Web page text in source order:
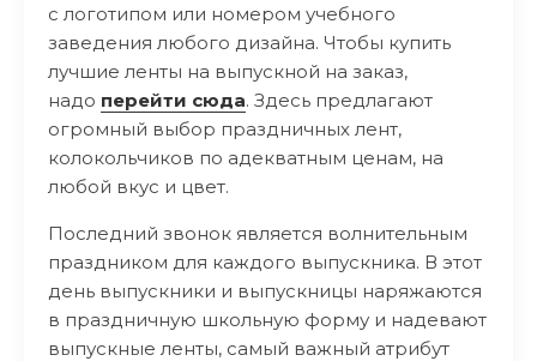
с логотипом или номером учебного
заведения любого дизайна. Чтобы купить
лучшие ленты на выпускной на заказ,
надо перейти сюда. Здесь предлагают
огромный выбор праздничных лент,
колокольчиков по адекватным ценам, на
любой вкус и цвет.
Последний звонок является волнительным
праздником для каждого выпускника. В этот
день выпускники и выпускницы наряжаются
в праздничную школьную форму и надевают
выпускные ленты, самый важный атрибут